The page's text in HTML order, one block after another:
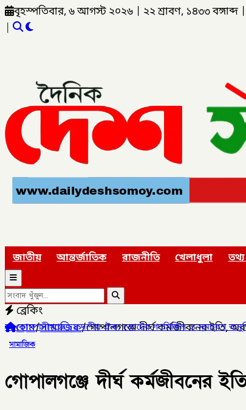
বৃহস্পতিবার, ৬ আগস্ট ২০২৬ ২২ শ্রাবণ, ১৪৩৩ বঙ্গাব্দ
|
জাতীয় আন্তর্জাতিক রাজনীতি খেলাধুলা তথ্য
ব্রেকিং
জোটের গণমিছিল ও সমাবেশ অনুষ্ঠিত,✦লালমনিরহাটের
হোম/সামাজিক/গোপালগঞ্জে দীর্ঘ কর্মজীবনের ইতি,
সামাজিক
গোপালগঞ্জে দীর্ঘ কর্মজীবনের